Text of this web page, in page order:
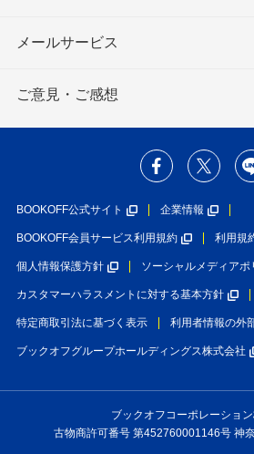
メールサービス
ご意見・ご感想
BOOKOFF公式サイト 企業情報
BOOKOFF会員サービス利用規約 利用規
個人情報保護方針 ソーシャルメディアポ
カスタマーハラスメントに対する基本方針
特定商取引法に基づく表示 利用者情報の外
ブックオフグループホールディングス株式会社
ブックオフコーポレーショ
古物商許可番号 第452760001146号 神